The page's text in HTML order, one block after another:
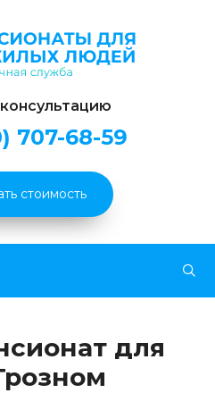
707-68-59
стоимость
для